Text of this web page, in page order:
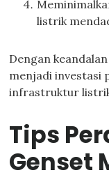
listrik
Dengan
menjadi investasi
infrastruktur
Tips
Genset